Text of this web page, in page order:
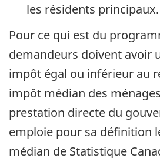
les résidents principaux.
Pour ce qui est du
demandeurs doivent avoir
impôt égal ou inférieur au
impôt médian des
prestation directe du
emploie pour sa définition
médian de Statistique